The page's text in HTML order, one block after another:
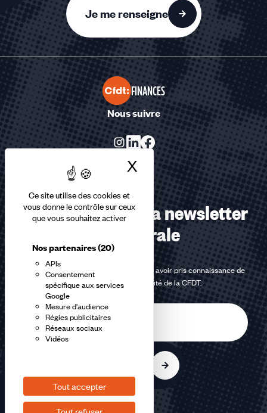
Ce site utilise des cookies et
vous donne le contrôle sur ceux
que vous souhaitez activer
Nos partenaires(20)
APIs
Consentement
spécifique aux services
Google
Mesure d'audience
Régies publicitaires
Réseaux sociaux
Vidéos
Tout accepter
X Masquer le
Je me renseigne
FINANCES
Nous suivre
Abonnez-vous à la newsletter
confédérale
En m'inscrivant à la newsletter, j'affirme avoir pris connaissance de
lapolitique de confidentialité de la CFDT.